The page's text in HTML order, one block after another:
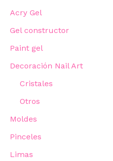
Acry Gel
Gel constructor
Paint gel
Decoración Nail Art
Cristales
Otros
Moldes
Pinceles
Limas